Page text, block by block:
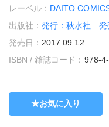
レーベル： DAITO
出版社：発行：秋水社 発
発売日： 2017.09.12
ISBN / 雑誌コード： 978-
お気に入り